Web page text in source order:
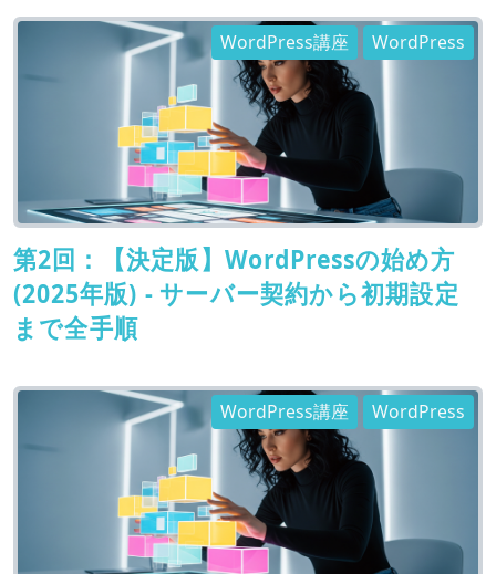
第2回：【決定版】WordPressの始め方
(2025年版) - サーバー契約から初期設定
まで全手順
WordPress講座 WordPress
WordPress講座 WordPress